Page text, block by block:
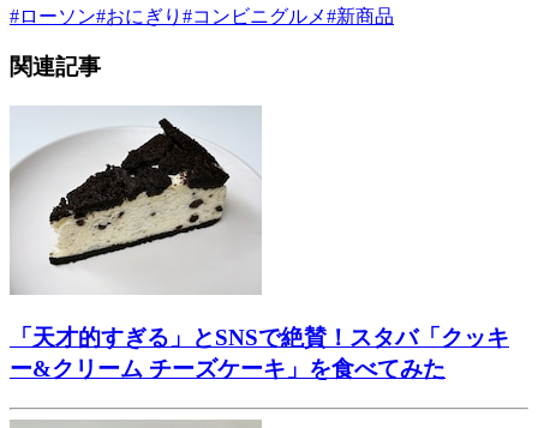
#ローソン#おにぎり #コンビニグルメ#新商品
関連記事
「天才的すぎる」とSNSで絶賛！スタバ「クッキ
ー&クリーム チーズケーキ」を食べてみた